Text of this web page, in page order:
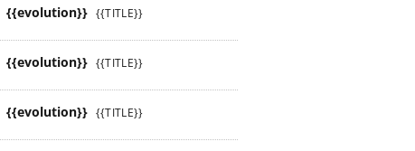
{{evolution}} {{TITLE}}
{{evolution}} {{TITLE}}
{{evolution}} {{TITLE}}